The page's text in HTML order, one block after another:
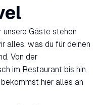
unsere Gäste stehen
alles, was du für deinen
Von der
im Restaurant bis hin
hier alles an